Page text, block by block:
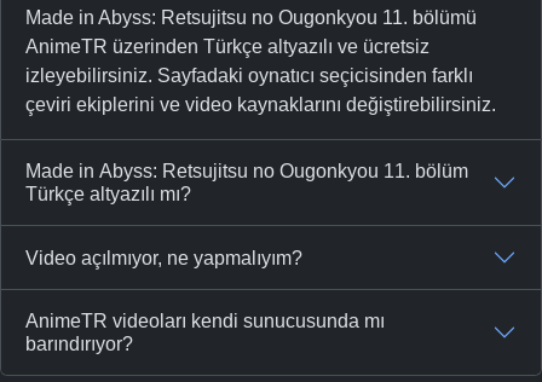
Made in Abyss: Retsujitsu no Ougonkyou 11. bölümü
AnimeTR üzerinden Türkçe altyazılı ve ücretsiz
izleyebilirsiniz. Sayfadaki oynatıcı seçicisinden farklı
çeviri ekiplerini ve video kaynaklarını değiştirebilirsiniz.
Made in Abyss: Retsujitsu no Ougonkyou 11. bölüm
Türkçe altyazılı mı?
Video açılmıyor, ne yapmalıyım?
AnimeTR videoları kendi sunucusunda mı
barındırıyor?